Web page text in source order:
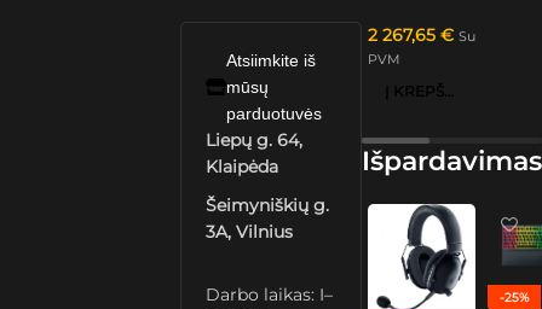
Atsiimkite iš
mūsų
parduotuvės
Liepų g. 64,
Klaipėda
Šeimyniškių g.
3A, Vilnius
Darbo laikas: I–
2 267,65 € Su
PVM
Į KREPŠELĮ
Išpardavimas
-25%